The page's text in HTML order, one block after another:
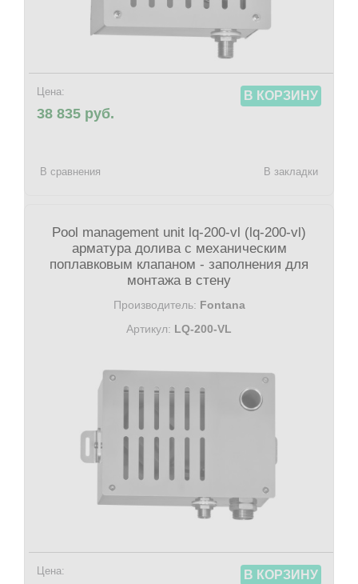
Цена:
38 835 руб.
В КОРЗИНУ
В сравнения В закладки
Pool management unit lq-200-vl (lq-200-vl)
арматура долива с механическим
поплавковым клапаном - заполнения для
монтажа в стену
Производитель: Fontana
Артикул: LQ-200-VL
Цена: В КОРЗИНУ